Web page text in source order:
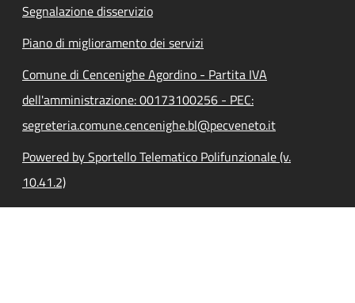
Segnalazione disservizio
Piano di miglioramento dei servizi
Comune di Cencenighe Agordino - Partita IVA
dell'amministrazione: 00173100256 - PEC:
segreteria.comune.cencenighe.bl@pecveneto.it
Powered by Sportello Telematico Polifunzionale (v.
10.41.2)